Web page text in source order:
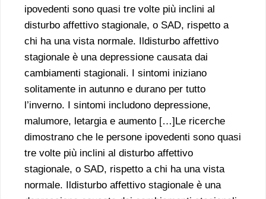
ipovedenti sono quasi tre volte più inclini al
disturbo affettivo stagionale, o SAD, rispetto a
chi ha una vista normale. Ildisturbo affettivo
stagionale è una depressione causata dai
cambiamenti stagionali. I sintomi iniziano
solitamente in autunno e durano per tutto
l’inverno. I sintomi includono depressione,
malumore, letargia e aumento […]Le ricerche
dimostrano che le persone ipovedenti sono quasi
tre volte più inclini al disturbo affettivo
stagionale, o SAD, rispetto a chi ha una vista
normale. Ildisturbo affettivo stagionale è una